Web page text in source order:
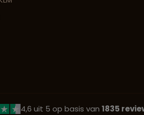
4,6 uit 5 op basis van 1835